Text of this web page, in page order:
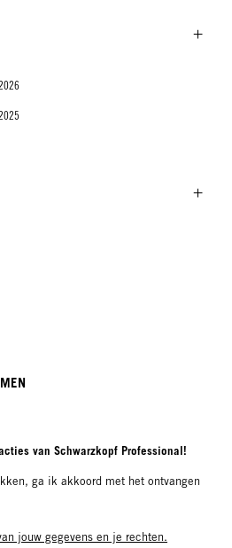
van Schwarzkopf Professional!
ga ik akkoord met het ontvangen
jouw gegevens en je rechten.